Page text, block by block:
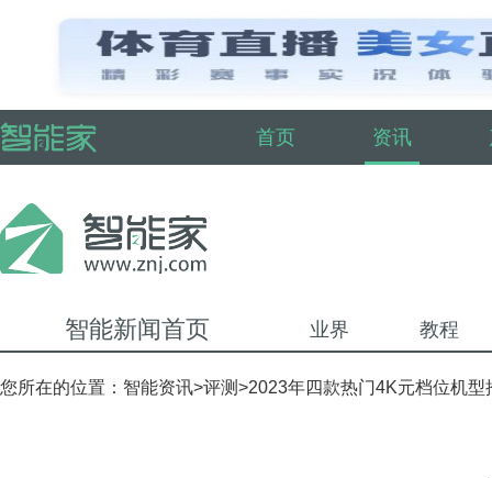
首页 资讯
智能新闻首页 业界 教程
您所在的位置： 智能资讯>评测>2023年四款热门4K元档位机型